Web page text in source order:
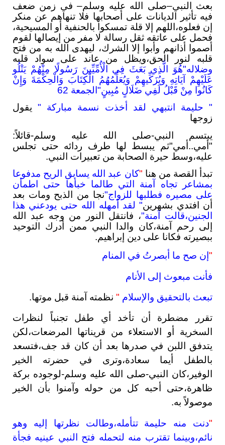
بعث النبي–صلى الله عليه وسلم– في زمن ضعف
فيه تأثير الديانات على أصحابها فلا تنهاهم عن منكر
إن فعلوه،اللهم إلا قلة تمسكوا بالحنفية أو المسيحية،
فحمل على عاتقه ثقل رسالة لا مفر من إيصالها لقوم
أصموا أذانهم وأبوا إلا الشرك، ليهدى الله به من فتح
قلبه لنور الحق،ويظل من عاند على سواد قلبه
وضلاله"هُوَ الَّذِي بَعَثَ فِي الْأُمِّيِّينَ رَسُولًا مِنْهُمْ يَتْلُو
عَلَيْهِمْ آيَاتِهِ وَيُزَكِّيهِمْ وَيُعَلِّمُهُمُ الْكِتَابَ وَالْحِكْمَةَ وَإِنْ
كَانُوا مِنْ قَبْلُ لَفِي ضَلَالٍ مُبِينٍ"الجمعة 62
" حليمة انتبهي لقد أخذت نسمة مباركة "يقول
زوجها
يبتسم النبي-صلى الله عليه وسلم-قائلاً:
"أمي..أمي"ثم يبسط لها طرف ردائه حتى تجلس
عليه،وسط حيرة الصحابة من تعبيرات النبي.
تبدأ القصة من هنا "كان عبد الله يسابق الريح مدفوعا
بمشاعر تجاه آمنة التي طالما خبأها حتى اطمأن
على مصيره فطلبها للزواج"نجا من الذبح ومات بعد
أن افتدي بشهرين" لقد أمهله الله حتى يودعني هذا
الجنين،قالت آمنة"، فانتقل النور من وجه عبد الله
إلى رحم آمنة،كان والدا النبي ممن أدرك التوحيد
ببصيرته فكانا على دين إبراهيم.
" إن صح ما أبصرتُ في المنام
فأنت مبعوث إلى الأنام
تبعث بالتحقيق والإسلام " نظمته آمنة قبل موتها.
تقرر مضطرة أن تأخد أي طفل تجنباً لنظرات
السخرية أو الاستعلاء من قريناتها المرضعات،لكن
يتدفق اللبن في صدرها بعد أن كان قد جف،فتسعد
بالطفل أيما سعادة،وترى في حضرته الخير
الوفير،كان النبي-صلى الله عليه وسلم-لوجوده بركة
ظاهرة،حتى أحبه كل من حوله وآمنوا بأن الخير
موصولاً به.
"دنت منه حليمة تتأمله،وطالت نظرتها إليه وهو
نائم،وبينما تقترب منه لتحمله فتح النبي عينيه فجأة